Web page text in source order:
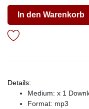
In den Warenkorb
Details:
Medium: x 1
Format: mp3